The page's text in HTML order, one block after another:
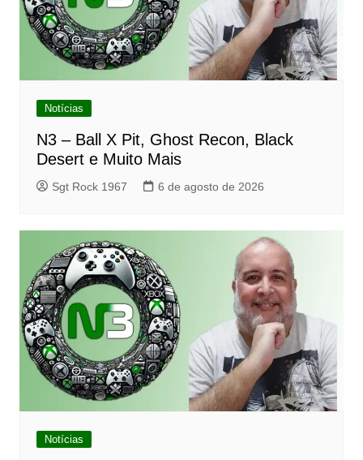
Notícias
N3 – Ball X Pit, Ghost Recon, Black
Desert e Muito Mais
Sgt Rock 1967 6 de agosto de 2026
Notícias